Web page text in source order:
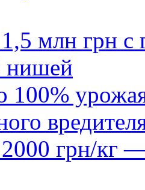
млн грн с
нишей
100%
грн/кг —